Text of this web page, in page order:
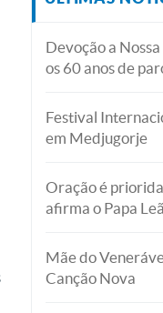
Devoção a
os 60 anos de
Festival
em Medjugorje
Oração é
afirma o Papa
Mãe do
Canção Nova